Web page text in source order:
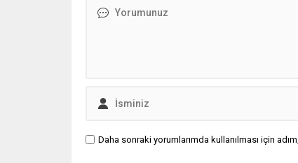
Partisi'nden bir tek...
Daha sonraki yorumlarımda kullanılması için